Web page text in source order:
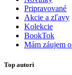
Pripravované
Akcie a zľavy
Kolekcie
BookTok
Mám záujem
Top autori